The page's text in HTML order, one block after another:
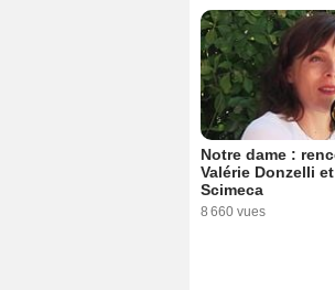
Notre dame :
Valérie Donzelli
Scimeca
8 660 vues